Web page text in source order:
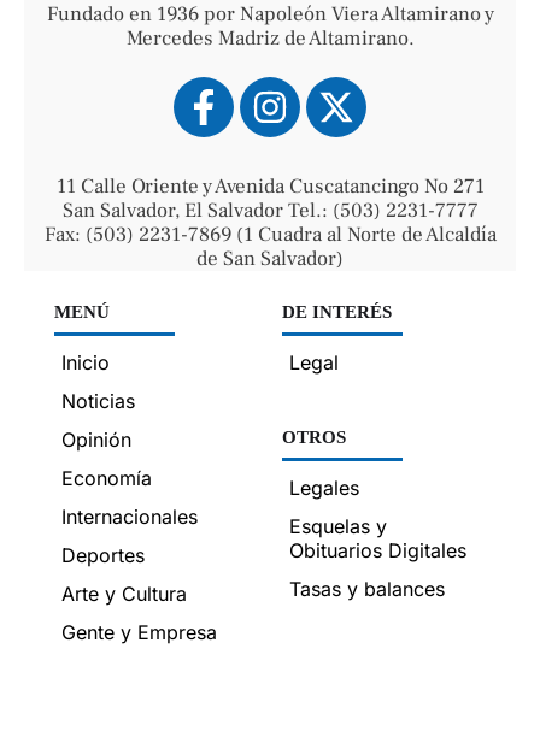
Fundado en 1936 por Napoleón Viera Altamirano y
Mercedes Madriz de Altamirano.
11 Calle Oriente y Avenida Cuscatancingo No 271
San Salvador, El Salvador Tel.: (503) 2231-7777
Fax: (503) 2231-7869 (1 Cuadra al Norte de Alcaldía
de San Salvador)
MENÚ
Inicio
Noticias
Opinión
Economía
Internacionales
Deportes
Arte y Cultura
Gente y Empresa
DE INTERÉS
Legal
OTROS
Legales
Esquelas y
Obituarios Digitales
Tasas y balances